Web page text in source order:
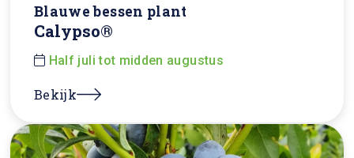
Blauwe bessen plant
Calypso®
Half juli tot midden augustus
Bekijk